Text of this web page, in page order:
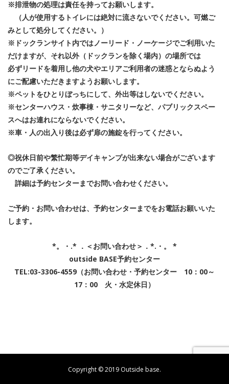
※排泄物の処理は責任を持ってお願いします。
（人が使用するトイレには絶対に流さないでください。可燃ご
みとして処分してください。）
※ドックランサイト内ではノーリード・ノーケージでご利用いた
だけますが、それ以外（ドックランを除く場内）の場所では
必ずリードを着用し他の犬やエリアご利用者の迷惑とならぬよう
にご配慮いただきますようお願いします。
※ペットをひとりぼっちにして、外出等はしないでください。
※センターハウス・炊事棟・サニタリーなど、パブリックスペー
スへはお連れにならないでください。
※車・人の出入り後は必ず扉の施錠を行ってください。
◎祝休日前や繁忙期等デイキャンプが出来ない場合がございます
のでご了承ください。
詳細は予約センターまでお問い合わせください。
ご予約・お問い合わせは、予約センターまでをお電話お願いいた
します。
*。・.* ．＜お問い合わせ＞．*.・。 *
outside BASE予約センター
TEL:03-3306-4559（お問い合わせ・予約センター 10：00～
17：00 火・水定休日）
Copyright © 2019 Outside base.